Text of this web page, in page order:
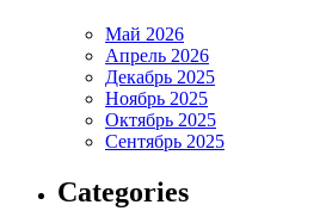
Май 2026
Апрель 2026
Декабрь 2025
Ноябрь 2025
Октябрь 2025
Сентябрь 2025
Categories